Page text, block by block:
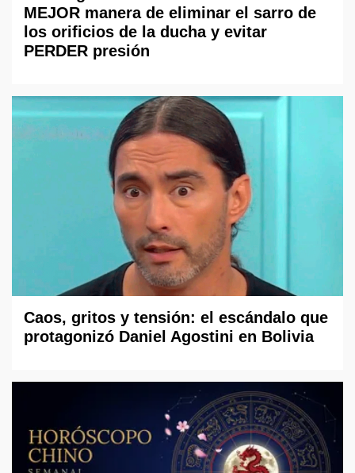
MEJOR manera de eliminar el sarro de
los orificios de la ducha y evitar
PERDER presión
Caos, gritos y tensión: el escándalo que
protagonizó Daniel Agostini en Bolivia